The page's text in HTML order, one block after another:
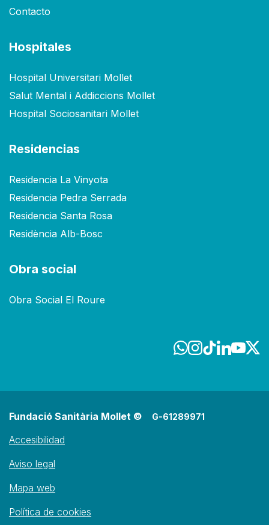
Contacto
Hospitales
Hospital Universitari Mollet
Salut Mental i Addiccions Mollet
Hospital Sociosanitari Mollet
Residencias
Residencia La Vinyota
Residencia Pedra Serrada
Residencia Santa Rosa
Residència Alb-Bosc
Obra social
Obra Social El Roure
Fundació Sanitària Mollet © G-61289971
Accesibilidad
Aviso legal
Mapa web
Política de cookies